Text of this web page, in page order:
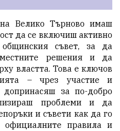
Велико Търново имаш
да се включиш активно
съвет, за да
решения и да
властта. Това е ключов
– чрез участие и
за по-добро
проблеми и да
и съвети как да го
официалните правила и